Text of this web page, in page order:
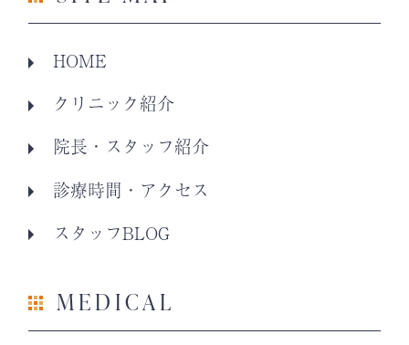
HOME
クリニック紹介
院長・スタッフ紹介
診療時間・アクセス
スタッフBLOG
MEDICAL